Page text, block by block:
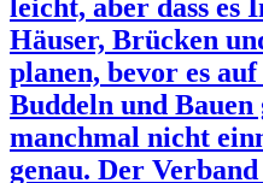
leicht, aber dass es
Häuser, Brücken
planen, bevor es
Buddeln und Bauen
manchmal nicht
genau. Der